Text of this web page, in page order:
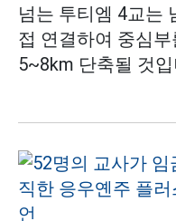
넘는 투티엠 4교는
접 연결하여 중심
5~8km 단축될 것